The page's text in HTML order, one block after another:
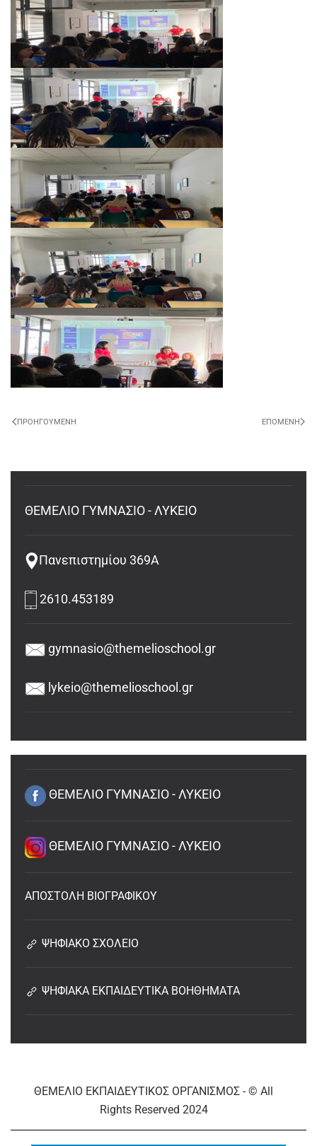
ΠΡΟΗΓΟΎΜΕΝΗ ΕΠΌΜΕΝΗ
ΘΕΜΕΛΙΟ ΓΥΜΝΑΣΙΟ - ΛΥΚΕΙΟ
Πανεπιστημίου 369Α
2610.453189
gymnasio@themelioschool.gr
lykeio@themelioschool.gr
ΘΕΜΕΛΙΟ ΓΥΜΝΑΣΙΟ - ΛΥΚΕΙΟ
ΘΕΜΕΛΙΟ ΓΥΜΝΑΣΙΟ - ΛΥΚΕΙΟ
ΑΠΟΣΤΟΛΗ ΒΙΟΓΡΑΦΙΚΟΥ
ΨΗΦΙΑΚΟ ΣΧΟΛΕΙΟ
ΨΗΦΙΑΚΑ ΕΚΠΑΙΔΕΥΤΙΚΑ ΒΟΗΘΗΜΑΤΑ
ΘΕΜΕΛΙΟ ΕΚΠΑΙΔΕΥΤΙΚΟΣ ΟΡΓΑΝΙΣΜΟΣ - © All
Rights Reserved 2024